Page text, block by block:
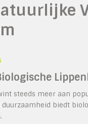
steeds meer aan
biedt